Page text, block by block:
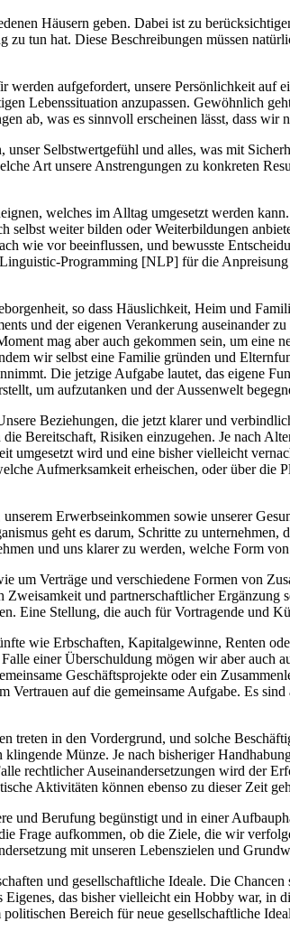
Häusern geben. Dabei ist zu
tun hat. Diese Beschreibungen müssen
aufgefordert, unsere Persönlichkeit auf
Lebenssituation anzupassen. Gewöhnlich
ab, was es sinnvoll erscheinen lässt, dass wir
Selbstwertgefühl und alles, was mit
Art unsere Anstrengungen zu konkreten
welches im Alltag umgesetzt werden
weiter bilden oder Weiterbildungen
wie vor beeinflussen, und bewusste
Programming [NLP] für die
so dass Häuslichkeit, Heim und
und der eigenen Verankerung auseinander
mag aber auch gekommen sein, um eine
wir selbst eine Familie gründen und
Die jetzige Aufgabe lautet, das eigene
um aufzutanken und der Aussenwelt
Beziehungen, die jetzt klarer und
Bereitschaft, Risiken einzugehen. Je nach
umgesetzt wird und eine bisher vielleicht
Aufmerksamkeit erheischen, oder über die
Erwerbseinkommen sowie unserer
geht es darum, Schritte zu
und uns klarer zu werden, welche Form
um Verträge und verschiedene Formen von
und partnerschaftlicher
Eine Stellung, die auch für Vortragende und
wie Erbschaften, Kapitalgewinne, Renten
einer Überschuldung mögen wir aber auch
Geschäftsprojekte oder ein
auf die gemeinsame Aufgabe. Es
treten in den Vordergrund, und solche
Münze. Je nach bisheriger
rechtlicher Auseinandersetzungen wird der
Aktivitäten können ebenso zu dieser Zeit
und Berufung begünstigt und in einer
Frage aufkommen, ob die Ziele, die wir
mit unseren Lebenszielen und
und gesellschaftliche Ideale. Die
das bisher vielleicht ein Hobby war, in
Bereich für neue gesellschaftliche